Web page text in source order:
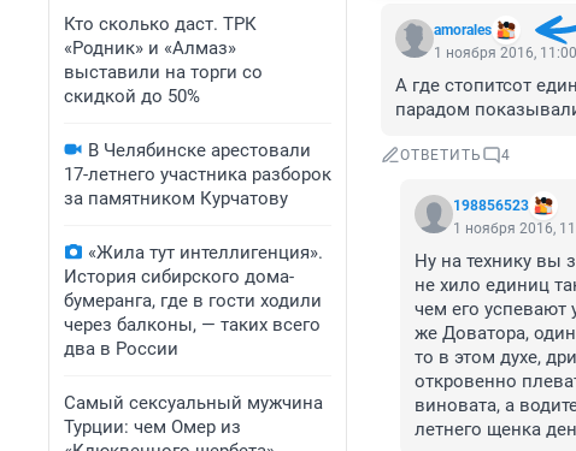
Кто сколько даст. ТРК
«Родник» и «Алмаз»
выставили на торги со
скидкой до 50%
В Челябинске арестовали
17-летнего участника разборок
за памятником Курчатову
«Жила тут интеллигенция».
История сибирского дома-
бумеранга, где в гости ходили
через балконы, — таких всего
два в России
Самый сексуальный мужчина
Турции: чем Омер из
amorales
1 ноября 2016, 11:00
А где стопитсот
парадом
ОТВЕТИТЬ 4
198856523
1 ноября 2016,
Ну на технику вы
не хило единиц
чем его успевают
же Доватора,
то в этом духе,
откровенно
виновата, а
летнего щенка